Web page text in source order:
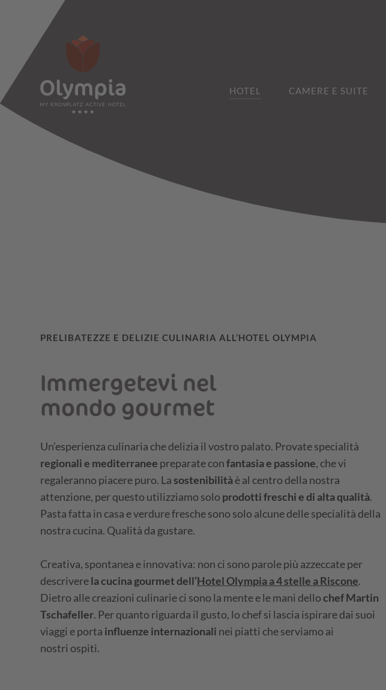
HOTEL CAMERE E SUITE
PRELIBATEZZE E DELIZIE CULINARIA ALL’HOTEL OLYMPIA
Immergetevi nel
mondo gourmet
Un’esperienza culinaria che delizia il vostro palato. Provate specialità
regionali e mediterranee preparate confantasia e passione, che vi
regaleranno piacere puro. Lasostenibilitàè al centro della nostra
attenzione, per questo utilizziamo solo prodotti freschi e di alta qualità.
Pasta fatta in casa e verdure fresche sono solo alcune delle specialità della
nostra cucina. Qualità da gustare.
Creativa, spontanea e innovativa: non ci sono parole più azzeccate per
descriverela cucina gourmet dell’Hotel Olympia a 4 stelle a Riscone.
Dietro alle creazioni culinarie ci sono la mente e le mani dellochef Martin
Tschafeller. Per quanto riguarda il gusto, lo chef si lascia ispirare dai suoi
viaggi e porta influenze internazionali nei piatti che serviamo ai
nostri ospiti.